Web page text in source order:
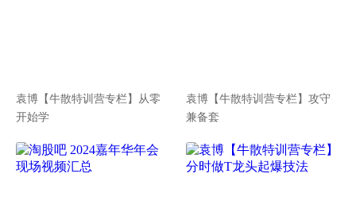
袁博【牛散特训营专栏】从零
开始学
袁博【牛散特训营专栏】攻守
兼备套